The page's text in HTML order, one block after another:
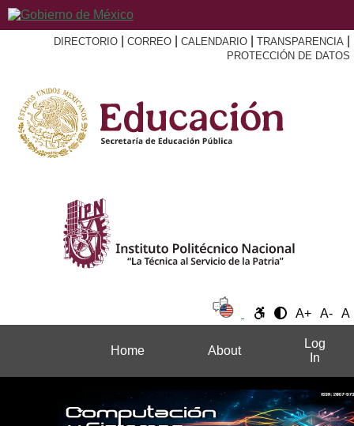
DIRECTORIO CORREO CALENDARIO TRANSPARENCIA
PROTECCIÓN DE DATOS
A+ A- A
Home About
Log
In